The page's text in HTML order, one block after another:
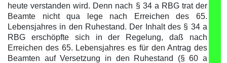
heute verstanden wird. Denn nach § 34 a RBG trat der
Beamte nicht qua lege nach Erreichen des 65.
Lebensjahres in den Ruhestand. Der Inhalt des § 34 a
RBG erschöpfte sich in der Regelung, daß nach
Erreichen des 65. Lebensjahres es für den Antrag des
Beamten auf Versetzung in den Ruhestand (§ 60 a